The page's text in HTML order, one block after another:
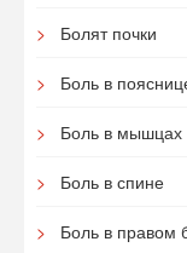
Болят почки
Боль в
Боль в мышцах
Боль в спине
Боль в правом